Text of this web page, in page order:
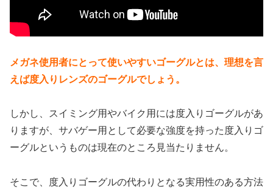
メガネ使用者にとって使いやすいゴーグルとは、理想を言
えば度入りレンズのゴーグルでしょう。
しかし、スイミング用やバイク用には度入りゴーグルがあ
りますが、サバゲー用として必要な強度を持った度入りゴ
ーグルというものは現在のところ見当たりません。
そこで、度入りゴーグルの代わりとなる実用性のある方法